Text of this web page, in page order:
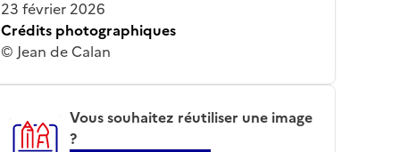
23 février 2026
Crédits photographiques
© Jean de Calan
Vous souhaitez réutiliser une image
?